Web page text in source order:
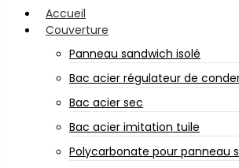
Accueil
Couverture
Panneau sandwich isolé
Bac acier régulateur de
Bac acier sec
Bac acier imitation tuile
Polycarbonate pour panneau